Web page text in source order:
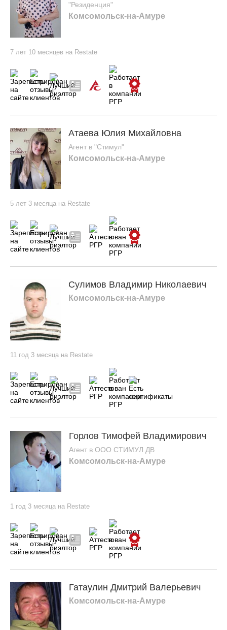
"Резиденция"
Комсомольск-на-Амуре
7 лет 10 месяцев на Restate
Атаева Юлия Михайловна
Агент в "Стимул"
Комсомольск-на-Амуре
5 лет 3 месяца на Restate
Сулимов Владимир Николаевич
Комсомольск-на-Амуре
11 год 3 месяца на Restate
Горлов Тимофей Владимирович
Агент в ООО СТИМУЛ ДВ
Комсомольск-на-Амуре
1 год 3 месяца на Restate
Гатаулин Дмитрий Валерьевич
Комсомольск-на-Амуре